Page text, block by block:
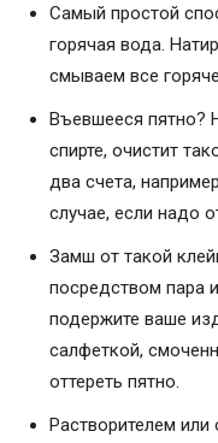
Самый простой
горячая вода.
смываем все
Въевшееся пятно?
спирте, очистит
два счета,
случае, если надо
Замш от такой
посредством пара
подержите ваше
салфеткой,
оттереть пятно.
Растворителем